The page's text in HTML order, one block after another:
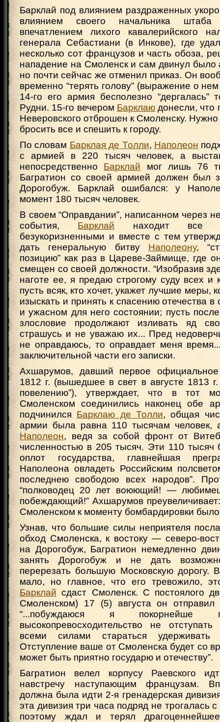
Барклай под влиянием раздраженных
влиянием своего начальника
впечатлением лихого кавалерийского
генерала Себастиани (в Инкове), где
несколько сот французов и часть обоза,
нападение на Смоленск и сам двинул было
но почти сейчас же отменил приказ. Он
временно “терять голову” (выражение о
14-го его армия бесполезно
Рудни. 15-го вечером Барклаюдонесли, что
Неверовского отброшен к Смоленску.
бросить все и спешить к городу.
По словам Барклая де Толли, Наполеон
с армией в 220 тысяч человек, а
непосредственно Барклай мог лишь 76
Багратион со своей армией должен был
Дорогобуж. Барклай ошибался: у
момент 180 тысяч человек.
В своем “Оправдании”, написанном через
события, Барклай находит все
безукоризненными и вместе с тем
дать генеральную битву Наполеону,
позицию” как раз в Цареве-Займище, где
смещен со своей должности. “Изобразив
наготе ее, я предаю строгому суду всех и
пусть всяк, кто хочет, укажет лучшие
изыскать и принять к спасению отечества в
и ужасном для него состоянии; пусть
злословие продолжают изливать яд
страшусь и не уважаю их... Пред
не оправдаюсь, то оправдает меня
заключительной части его записки.
Ахшарумов, давший первое
1812 г. (вышедшее в свет в августе 1813
повелению”), утверждает, что в тот
Смоленском соединились наконец обе
подчинился Барклаю де Толли, общая
армии была равна 110 тысячам человек,
Наполеон, ведя за собой фронт от
численностью в 205 тысяч. Эти 110 тысяч
оплот государства, главнейшая
Наполеона овладеть Российским
последнею свободою всех народов”.
“полководец 20 лет воюющий! —
побеждающий!” Ахшарумов
Смоленском к моменту бомбардировки
Узнав, что большие силы неприятеля
обход Смоленска, к востоку — северо-
на Дорогобуж, Багратион немедленно
занять Дорогобуж и не дать
перерезать большую Московскую дорогу.
мало, но главное, что его тревожило,
Барклай сдаст Смоленск. С постоялого
Смоленском) 17 (5) августа он отправил
“...побуждаюся я покорнейше
высокопревосходительство не
всеми силами стараться
Отступление ваше от Смоленска будет со
может быть приятно государю и отечеству”.
Багратион велел корпусу Раевского
навстречу наступающим французам.
должна была идти 2-я гренадерская
эта дивизия три часа подряд не трогалась
поэтому ждал и терял